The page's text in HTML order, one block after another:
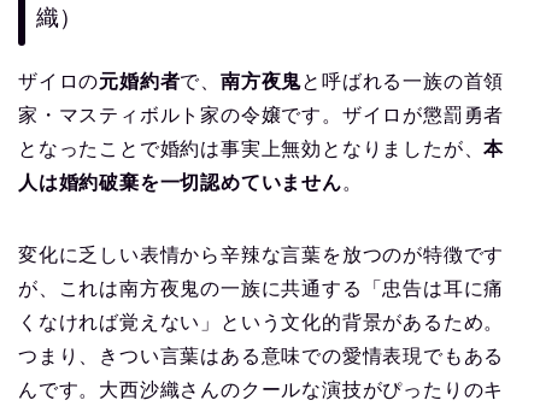
織）
ザイロの元婚約者で、南方夜鬼と呼ばれる一族の首領
家・マスティボルト家の令嬢です。ザイロが懲罰勇者
となったことで婚約は事実上無効となりましたが、本
人は婚約破棄を一切認めていません。
変化に乏しい表情から辛辣な言葉を放つのが特徴です
が、これは南方夜鬼の一族に共通する「忠告は耳に痛
くなければ覚えない」という文化的背景があるため。
つまり、きつい言葉はある意味での愛情表現でもある
んです。大西沙織さんのクールな演技がぴったりのキ